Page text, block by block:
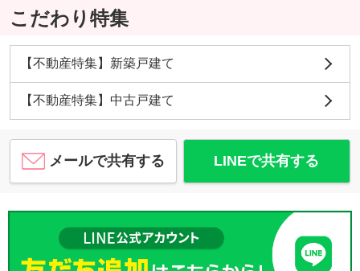
高槻市東城山町 中古戸建
3,280
万 円 / 3LDK
深川勇騎
深川勇騎
こだわり特集
【不動産特集】新築戸建て
【不動産特集】中古戸建て
メールで共有する LINEで共有する